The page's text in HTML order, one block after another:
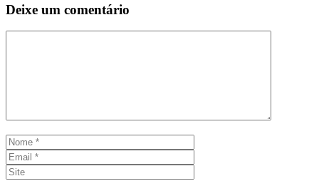
Deixe um comentário
Nome